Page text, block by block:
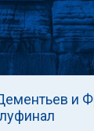
и